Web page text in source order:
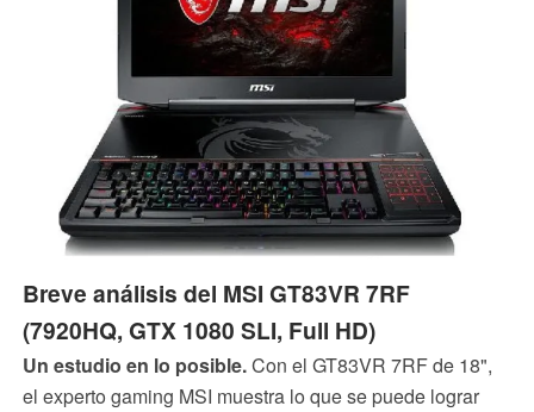
Breve análisis del MSI GT83VR 7RF
(7920HQ, GTX 1080 SLI, Full HD)
Un estudio en lo posible.Con el GT83VR 7RF de 18",
el experto gaming MSI muestra lo que se puede lograr